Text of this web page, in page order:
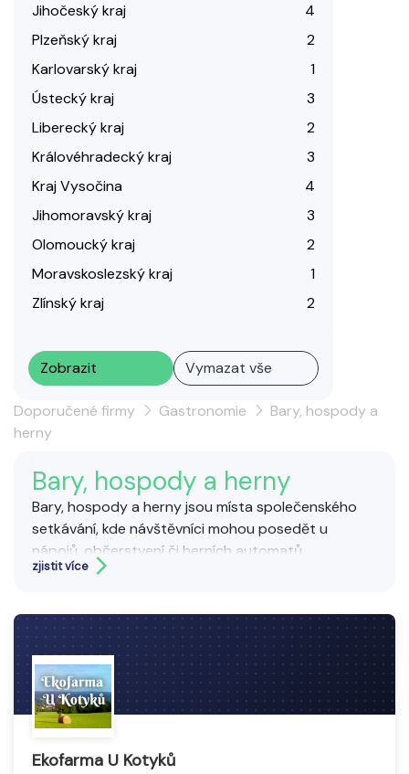
Jihočeský kraj
4
Plzeňský kraj
2
Karlovarský kraj
1
Ústecký kraj
3
Liberecký kraj
2
Královéhradecký kraj
3
Kraj Vysočina
4
Jihomoravský kraj
3
Olomoucký kraj
2
Moravskoslezský kraj
1
Zlínský kraj
2
Zobrazit Vymazat vše
Doporučené firmy Gastronomie
Bary, hospody a
herny
Bary, hospody a herny
Bary, hospody a herny jsou místa společenského
setkávání, kde návštěvníci mohou posedět u
nápojů, občerstvení či herních automatů.
Hospody představují tradiční prostředí s domácí
kuchyní a přátelskou atmosférou.
Herny pak poskytují prostor pro zábavu u
výherních automatů a herních zařízení.
Tyto provozy podporují místní společenský život a
zjistit více
Ekofarma U Kotyků